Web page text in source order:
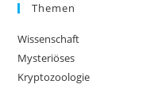
Themen
Wissenschaft
Mysteriöses
Kryptozoologie